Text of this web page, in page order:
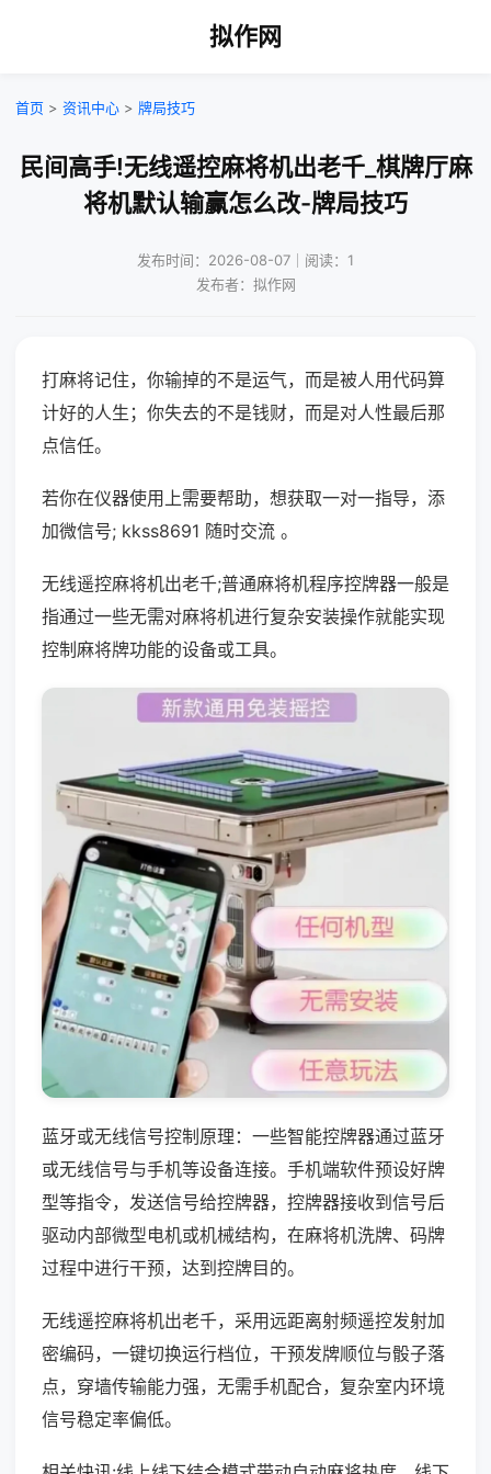
拟作网
首页 > 资讯中心 > 牌局技巧
民间高手!无线遥控麻将机出老千_棋牌厅麻
将机默认输赢怎么改-牌局技巧
发布时间：2026-08-07｜阅读：1
发布者：拟作网
打麻将记住，你输掉的不是运气，而是被人用代码算
计好的人生；你失去的不是钱财，而是对人性最后那
点信任。
若你在仪器使用上需要帮助，想获取一对一指导，添
加微信号; kkss8691 随时交流 。
无线遥控麻将机出老千;普通麻将机程序控牌器一般是
指通过一些无需对麻将机进行复杂安装操作就能实现
控制麻将牌功能的设备或工具。
蓝牙或无线信号控制原理：一些智能控牌器通过蓝牙
或无线信号与手机等设备连接。手机端软件预设好牌
型等指令，发送信号给控牌器，控牌器接收到信号后
驱动内部微型电机或机械结构，在麻将机洗牌、码牌
过程中进行干预，达到控牌目的。
无线遥控麻将机出老千，采用远距离射频遥控发射加
密编码，一键切换运行档位，干预发牌顺位与骰子落
点，穿墙传输能力强，无需手机配合，复杂室内环境
信号稳定率偏低。